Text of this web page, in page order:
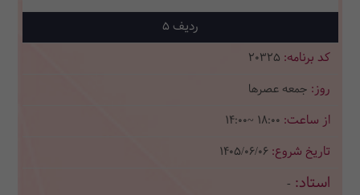
5
20325
جمعه عصرها
14:00~ 18:00
1405/06/06
-